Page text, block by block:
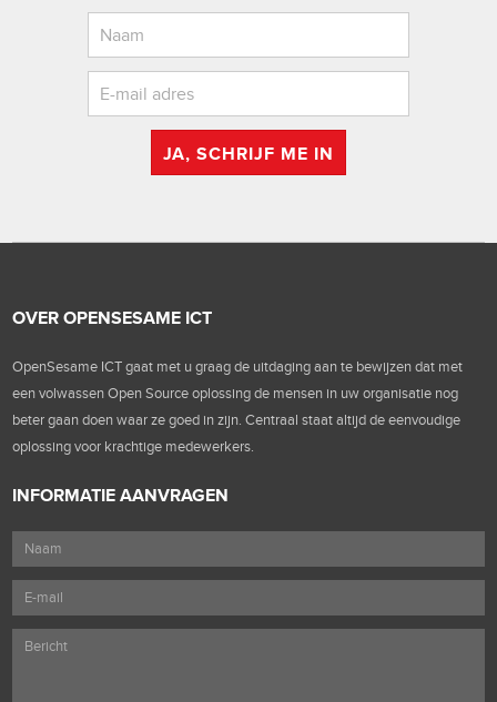
JA, SCHRIJF ME IN
OVER OPENSESAME ICT
OpenSesame ICT gaat met u graag de uitdaging aan te bewijzen dat met
een volwassen Open Source oplossing de mensen in uw organisatie nog
beter gaan doen waar ze goed in zijn. Centraal staat altijd de eenvoudige
oplossing voor krachtige medewerkers.
INFORMATIE AANVRAGEN